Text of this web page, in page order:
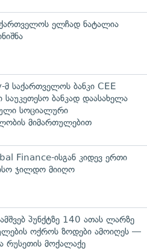
ელჩად ნატალია
საქართველოს ბანკი CEE
საუკეთესო ბანკად დაასახელა
სოციალური
მიმართულებით
Finance-ისგან კიდევ ერთი
ჯილდო მიიღო
პუნქტზე 140 ათას ლარზე
ოქროს ზოდები ამოიღეს —
რუსეთის მოქალაქე